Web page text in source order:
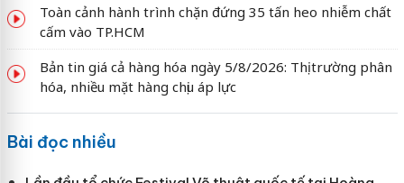
Toàn cảnh hành trình chặn đứng 35 tấn heo nhiễm chất
cấm vào TP.HCM
Bản tin giá cả hàng hóa ngày 5/8/2026: Thị trường phân
hóa, nhiều mặt hàng chịu áp lực
Bài đọc nhiều